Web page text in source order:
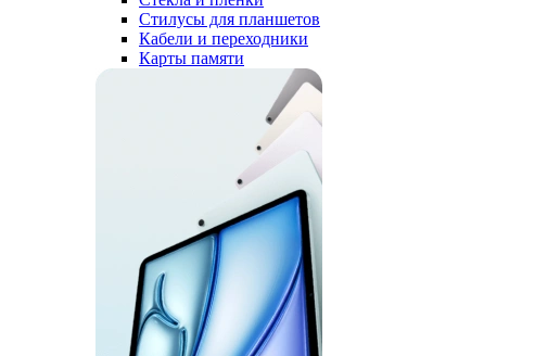
Стилусы для планшетов
Кабели и переходники
Карты памяти